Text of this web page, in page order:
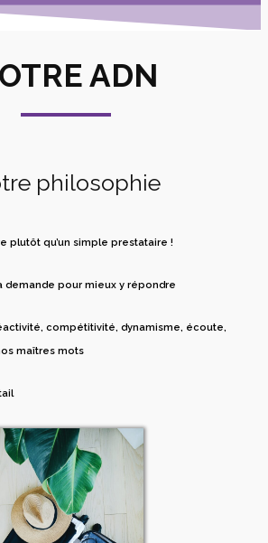
ADN
philosophie
plutôt qu’un simple prestataire !
demande pour mieux y répondre
compétitivité, dynamisme, écoute,
maîtres mots